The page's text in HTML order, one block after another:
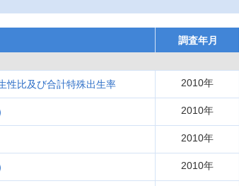
調査年月
性比及び合計特殊出生率 2010年
2010年
2010年
2010年